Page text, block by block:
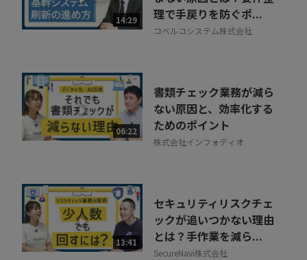
14:29
理で手戻りを防ぐポ...
コベルコシステム株式会社
06:22
書類チェック業務が減ら
ない原因と、効率化する
ためのポイント
株式会社インフォディオ
13:41
セキュリティリスクチェ
ックが追いつかない理由
とは？手作業を減ら...
SecureNavi株式会社